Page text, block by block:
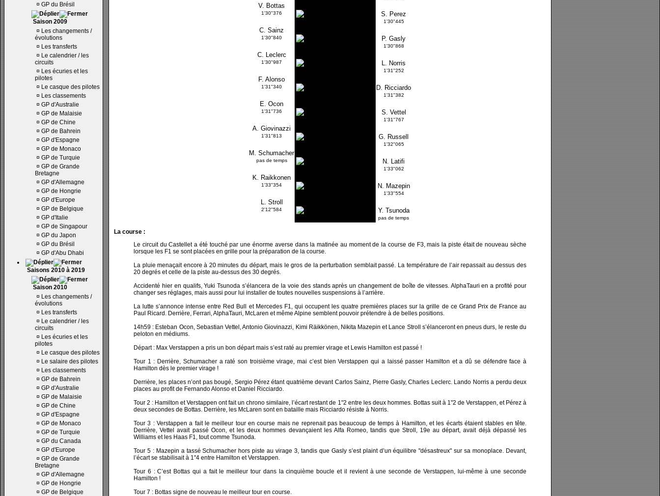
¤ GP du Brésil
Saison 2009
¤ Les changements /
évolutions
¤ Les transferts
¤ Le calendrier / les
circuits
¤ Les écuries et les
pilotes
¤ Le casque des pilotes
¤ Les classements
¤ GP d'Australie
¤ GP de Malaisie
¤ GP de Chine
¤ GP de Bahrein
¤ GP d'Espagne
¤ GP de Monaco
¤ GP de Turquie
¤ GP de Grande
Bretagne
¤ GP d'Allemagne
¤ GP de Hongrie
¤ GP d'Europe
¤ GP de Belgique
¤ GP d'Italie
¤ GP de Singapour
¤ GP du Japon
¤ GP du Brésil
¤ GP d'Abu Dhabi
Saisons 2010 à 2019
Saison 2010
¤ Les changements /
évolutions
¤ Les transferts
¤ Le calendrier / les
circuits
¤ Les écuries et les
pilotes
¤ Le casque des pilotes
¤ Le salaire des pilotes
¤ Les classements
¤ GP de Bahrein
¤ GP d'Australie
¤ GP de Malaisie
¤ GP de Chine
¤ GP d'Espagne
¤ GP de Monaco
¤ GP de Turquie
¤ GP du Canada
¤ GP d'Europe
¤ GP de Grande
Bretagne
¤ GP d'Allemagne
¤ GP de Hongrie
¤ GP de Belgique
V. Bottas
1'30"376 S. Perez
1'30"445
C. Sainz
1'30"840 P. Gasly
1'30"868
C. Leclerc
1'30"987 L. Norris
1'31"252
F. Alonso
1'31"340 D. Ricciardo
1'31"382
E. Ocon
1'31"736 S. Vettel
1'31"767
A. Giovinazzi
1'31"813 G. Russell
1'32"065
M. Schumacher
pas de temps N. Latifi
1'33"062
K. Raikkonen
1'33"354 N. Mazepin
1'33"554
L. Stroll
2'12"584 Y. Tsunoda
pas de temps
La course :
Le circuit du Castellet a été touché par une énorme averse dans la matinée au moment de la course de F3, mais la piste était de nouveau sèche
lorsque les F1 se sont placées en grille pour la préparation de la course.
La pluie menaçait encore à 20 minutes du départ, mais le gros de la perturbation semblait passé. La température de l’air repassait au dessus des
20 degrés et celle de la piste au-dessus des 30 degrés.
Accidenté hier en qualifs, Yuki Tsunoda s’élancera de la voie des stands après un changement de boîte de vitesses. AlphaTauri en a profité pour
changer ses réglages, mais aussi pour lui installer de toutes nouvelles suspensions à l’arrière.
La lutte s’annonce intense entre Red Bull et Mercedes F1, qui occupent les quatre premières places sur la grille de ce Grand Prix de France au
Paul Ricard. Derrière, Ferrari, AlphaTauri, McLaren et même Alpine semblent pouvoir prétendre à de belles positions.
14h59 : Esteban Ocon, Sebastian Vettel, Antonio Giovinazzi, Kimi Räikkönen, Nikita Mazepin et Lance Stroll s’élanceront en pneus durs, le reste du
peloton en médiums.
Départ : Max Verstappen a pris un bon départ mais s’est raté au premier virage et Lewis Hamilton est passé !
Tour 1 : Derrière, Schumacher a raté son troisième virage, mai c’est bien Verstappen qui a laissé passer Hamilton et a dû se défendre face à
Hamilton dès le premier virage !
Derrière, les places n’ont pas bougé, Sergio Pérez étant quatrième devant Carlos Sainz, Pierre Gasly, Charles Leclerc. Lando Norris a perdu deux
places au profit de Fernando Alonso et Daniel Ricciardo.
Tour 2 : Hamilton et Verstappen ont fait un chrono similaire, l’écart restant de 1"2 entre les deux hommes. Bottas suit à 1"2 de Verstappen, et Pérez à
deux secondes de Bottas. Derrière, les McLaren sont en bataille mais Ricciardo résiste à Norris.
Tour 3 : Verstappen a fait le meilleur tour en course mais ne reprenait pas beaucoup de temps à Hamilton, et les écarts étaient stables en tête.
Derrière, Vettel avait passé Ocon, et les deux hommes devançaient les Alfa Romeo, tandis que Stroll, 19e au départ, avait déjà dépassé les
Williams et les Haas F1, tout comme Tsunoda.
Tour 5 : Mazepin a tassé Schumacher hors piste au virage 3, tandis que Gasly s’est plaint d’un équilibre "désastreux" sur sa monoplace. Devant,
l’écart se stabilisait à 1"4 entre Hamilton et Verstappen.
Tour 6 : C’est Bottas qui a fait le meilleur tour dans la cinquième boucle et il revient à une seconde de Verstappen, lui-même à une seconde
Hamilton !
Tour 7 : Bottas signe de nouveau le meilleur tour en course.